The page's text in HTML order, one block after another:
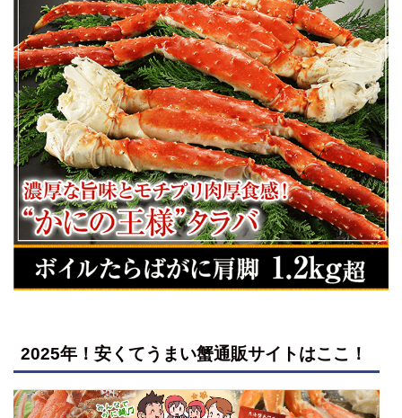
2025年！安くてうまい蟹通販サイトはここ！